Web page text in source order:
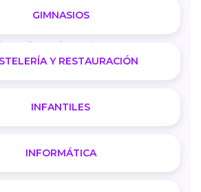
GIMNASIOS
Y RESTAURACIÓN
INFANTILES
INFORMÁTICA